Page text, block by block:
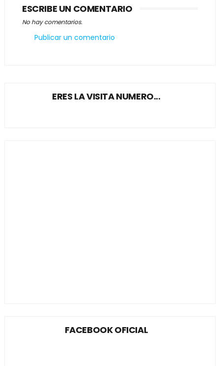
ESCRIBE UN COMENTARIO
No hay comentarios.
Publicar un comentario
ERES LA VISITA NUMERO...
FACEBOOK OFICIAL